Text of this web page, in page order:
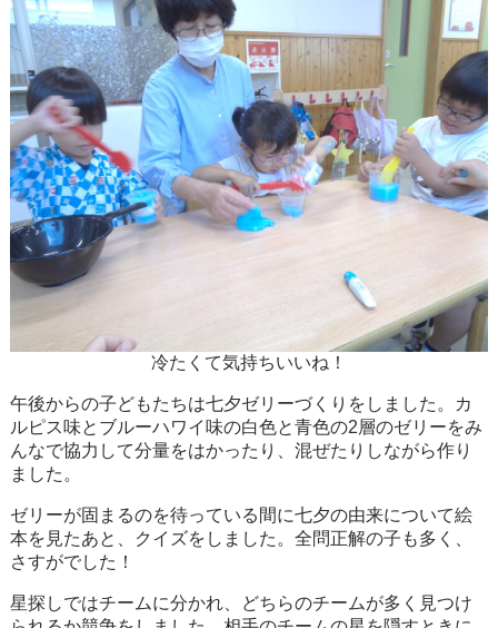
冷たくて気持ちいいね！
午後からの子どもたちは七夕ゼリーづくりをしました。カ
ルピス味とブルーハワイ味の白色と青色の2層のゼリーをみ
んなで協力して分量をはかったり、混ぜたりしながら作り
ました。
ゼリーが固まるのを待っている間に七夕の由来について絵
本を見たあと、クイズをしました。全問正解の子も多く、
さすがでした！
星探しではチームに分かれ、どちらのチームが多く見つけ